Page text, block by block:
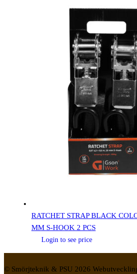
RATCHET STRAP BLACK
MM S-HOOK 2 PCS
Login to see price
© Smörjteknik & PSU 2026